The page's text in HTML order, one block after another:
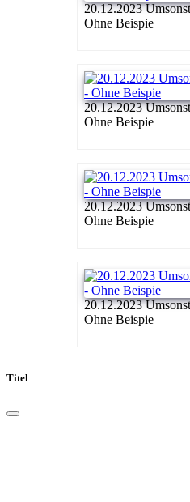
20.12.2023
Ohne Beispie
20.12.2023
Ohne Beispie
20.12.2023
Ohne Beispie
20.12.2023
Ohne Beispie
Titel